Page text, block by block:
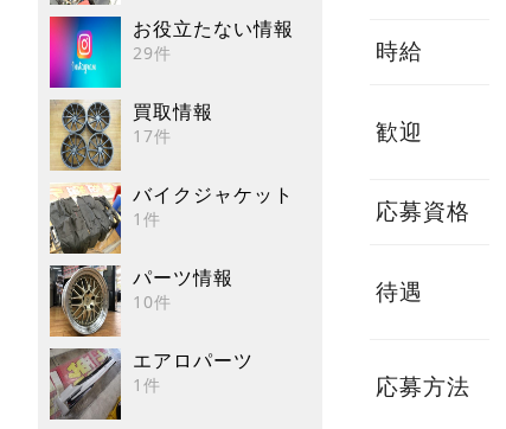
お役立たない情報
29件
買取情報
17件
バイクジャケット
1件
パーツ情報
10件
エアロパーツ
1件
時給
歓迎
応募資格
待遇
応募方法